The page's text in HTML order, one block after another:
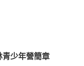
少年營簡章